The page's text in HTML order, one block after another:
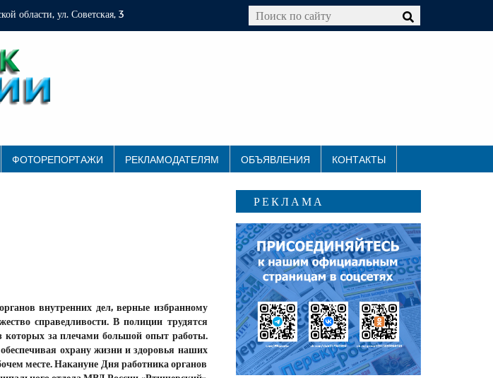
области, ул. Советская, 3
ФОТОРЕПОРТАЖИ РЕКЛАМОДАТЕЛЯМ ОБЪЯВЛЕНИЯ КОНТАКТЫ
внутренних дел, верные избранному
справедливости. В полиции трудятся
которых за плечами большой опыт работы.
охрану жизни и здоровья наших
месте. Накануне Дня работника органов
РЕКЛАМА